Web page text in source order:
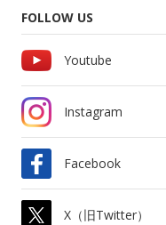
FOLLOW US
Youtube
Instagram
Facebook
X（旧Twitter）